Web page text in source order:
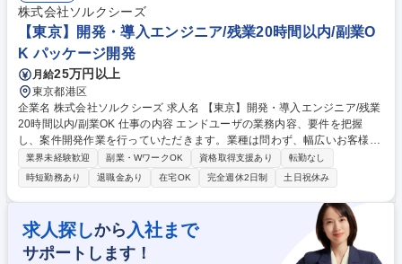
視ツール（JP1等）を用いた運用設計・障害対応 募集職種 【インフラエン
ジニア】クレジット/銀行系/オンプレ・クラウド基盤担当
株式会社ソルクシーズ
【東京】開発・導入エンジニア/残業20時間以内/副業O
K パッケージ開発
月給25万円以上
東京都港区
企業名 株式会社ソルクシーズ 求人名 【東京】開発・導入エンジニア/残業
20時間以内/副業OK 仕事の内容 エンドユーザの業務内容、要件を把握
し、案件開発作業を行っていただきます。業種は問わず、幅広いお客様の
案件がございます。 ■提案■要件定義■設計■導入・開発■保守・運用 【プ
ロジェクト例】 ■自動車メーカーの営業支援管理システムの開発 ■公共法
人向けの給付業務システムの開発 ■乳製品メーカーのSuperStream保守・
運用 ■流通会社向けのSuperStream導入 募集職種 【東京】開発・導入エ
ンジニア/残業20時間以内/副業OK
業界未経験歓迎 副業・WワークOK 資格取得支援あり
転勤なし
時短勤務あり
退職金あり 在宅OK 完全週休2日制 土日祝休み
求人探しから 入社まで
サポートします！